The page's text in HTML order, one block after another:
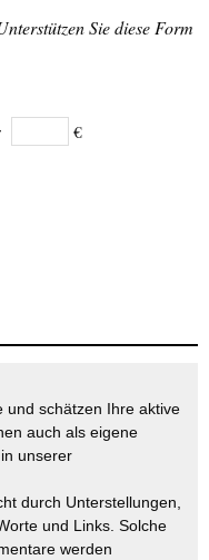
Sie diese Form
€
und schätzen Ihre aktive
auch als eigene
unserer
durch Unterstellungen,
und Links. Solche
werden